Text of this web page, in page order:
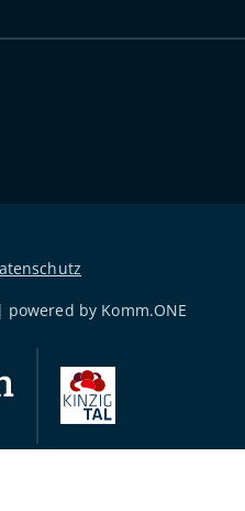
powered by Komm.ONE